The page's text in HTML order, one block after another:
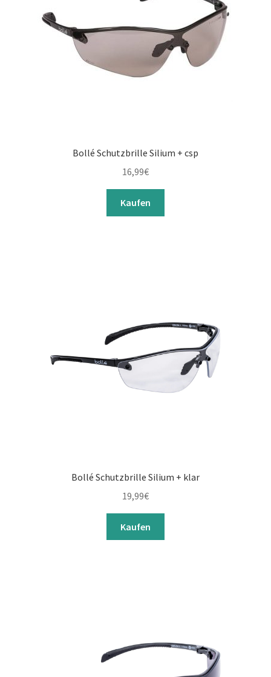
Bollé Schutzbrille Silium + csp
16,99€
Kaufen
Bollé Schutzbrille Silium + klar
19,99€
Kaufen